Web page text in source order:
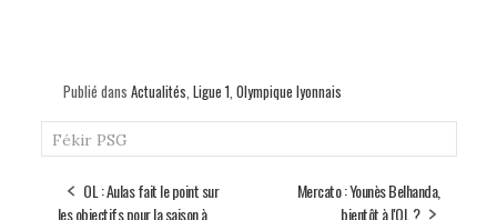
Publié dans Actualités, Ligue 1, Olympique lyonnais
Fékir PSG
OL : Aulas fait le point sur
les objectifs pour la saison à
Mercato : Younès Belhanda,
bientôt à l'OL ?